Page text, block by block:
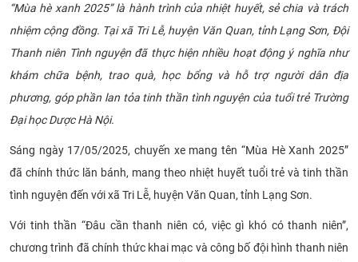
ĐÀO TẠO
ĐẢM BẢO CHẤT LƯỢNG
KHOA HỌC CÔNG NGHỆ
HTQT
CỰU NGƯỜI HỌC
“Mùa hè xanh 2025” là hành trình của nhiệt huyết, sẻ chia và trách
nhiệm cộng đồng. Tại xã Tri Lễ, huyện Văn Quan, tỉnh Lạng Sơn, Đội
Thanh niên Tình nguyện đã thực hiện nhiều hoạt động ý nghĩa như
khám chữa bệnh, trao quà, học bổng và hỗ trợ người dân địa
phương, góp phần lan tỏa tinh thần tình nguyện của tuổi trẻ Trường
Đại học Dược Hà Nội.
Sáng ngày 17/05/2025, chuyến xe mang tên “Mùa Hè Xanh 2025”
đã chính thức lăn bánh, mang theo nhiệt huyết tuổi trẻ và tinh thần
tình nguyện đến với xã Tri Lễ, huyện Văn Quan, tỉnh Lạng Sơn.
Với tinh thần “Đâu cần thanh niên có, việc gì khó có thanh niên”,
chương trình đã chính thức khai mạc và công bố đội hình thanh niên